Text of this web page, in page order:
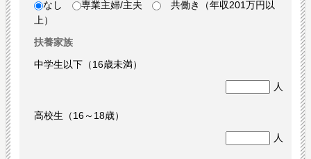
なし
専業主婦/主夫
共働き（年収201万円以
上）
扶養家族
中学生以下（16歳未満）
人
高校生（16～18歳）
人